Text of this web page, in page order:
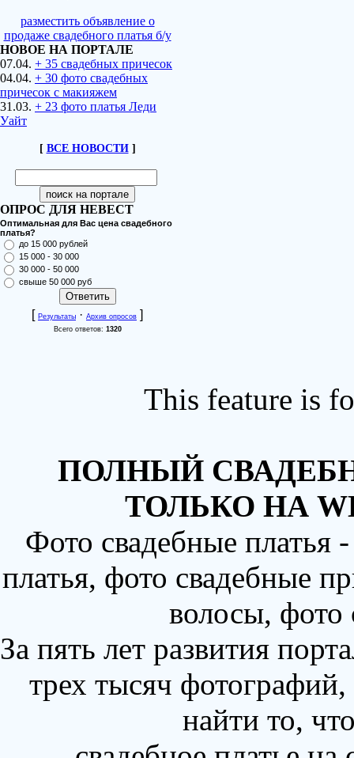
разместить объявление о
продаже свадебного платья б/у
НОВОЕ НА ПОРТАЛЕ
07.04. + 35 свадебных причесок
04.04. + 30 фото свадебных
причесок с макияжем
31.03. + 23 фото платья Леди
Уайт
[ ВСЕ НОВОСТИ]
ОПРОС ДЛЯ НЕВЕСТ
Оптимальная для Вас цена свадебного
платья?
до 15 000 рублей
15 000 - 30 000
30 000 - 50 000
свыше 50 000 руб
[ Результаты · Архив опросов ]
Всего ответов: 1320
This feature is
ПОЛНЫЙ
ТОЛЬКО НА
Фото свадебные
платья, фото свадебные
волосы,
За пять лет развития
трех тысяч
найти то,